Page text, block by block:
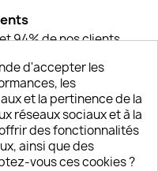
94% de nos clients
7J de 10h à 18H
d'accepter les
les
et la pertinence de la
réseaux sociaux et à la
des fonctionnalités
ainsi que des
vous ces cookies ?